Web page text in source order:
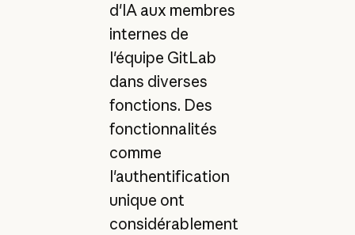
d'IA aux membres
internes de
l'équipe GitLab
dans diverses
fonctions. Des
fonctionnalités
comme
l'authentification
unique ont
considérablement